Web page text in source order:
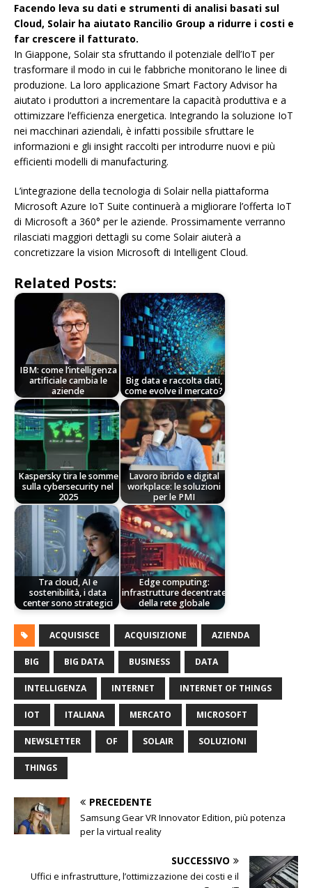
Facendo leva su dati e strumenti di analisi basati sul
Cloud, Solair ha aiutato Rancilio Group a ridurre i costi e
far crescere il fatturato.
In Giappone, Solair sta sfruttando il potenziale dell’IoT per
trasformare il modo in cui le fabbriche monitorano le linee di
produzione. La loro applicazione Smart Factory Advisor ha
aiutato i produttori a incrementare la capacità produttiva e a
ottimizzare l’efficienza energetica. Integrando la soluzione IoT
nei macchinari aziendali, è infatti possibile sfruttare le
informazioni e gli insight raccolti per introdurre nuovi e più
efficienti modelli di manufacturing.
L’integrazione della tecnologia di Solair nella piattaforma
Microsoft Azure IoT Suite continuerà a migliorare l’offerta IoT
di Microsoft a 360° per le aziende. Prossimamente verranno
rilasciati maggiori dettagli su come Solair aiuterà a
concretizzare la vision Microsoft di Intelligent Cloud.
Related Posts:
IBM: come l’intelligenza
artificiale cambia le
aziende
Big data e raccolta dati,
come evolve il mercato?
Kaspersky tira le somme
sulla cybersecurity nel
2025
Lavoro ibrido e digital
workplace: le soluzioni
per le PMI
Tra cloud, AI e
sostenibilità, i data
center sono strategici
Edge computing:
infrastrutture decentrate
della rete globale
ACQUISISCE ACQUISIZIONE AZIENDA
BIG BIG DATA BUSINESS DATA
INTELLIGENZA INTERNET INTERNET OF THINGS
IOT ITALIANA MERCATO MICROSOFT
NEWSLETTER OF SOLAIR SOLUZIONI
THINGS
PRECEDENTE
Samsung Gear VR Innovator Edition, più potenza
per la virtual reality
SUCCESSIVO
Uffici e infrastrutture, l’ottimizzazione dei costi e il